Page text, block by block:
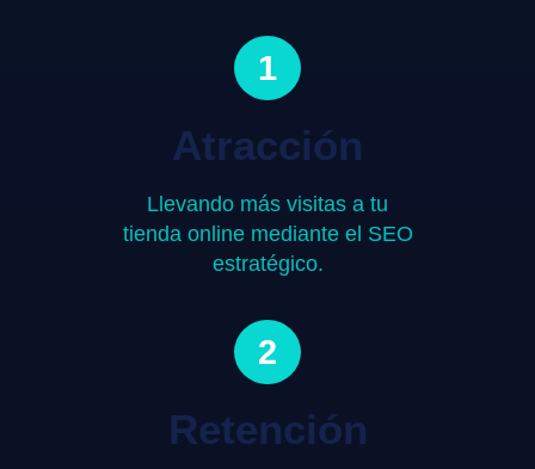
1
Atracción
Llevando más visitas a tu
tienda online mediante el SEO
estratégico.
2
Retención